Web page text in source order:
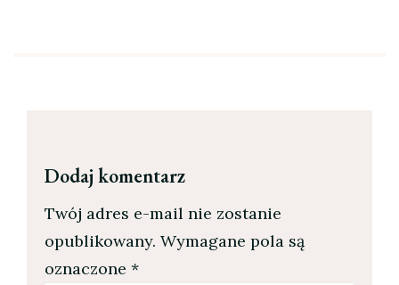
Dodaj komentarz
Twój adres e-mail nie zostanie
opublikowany. Wymagane pola są
oznaczone *